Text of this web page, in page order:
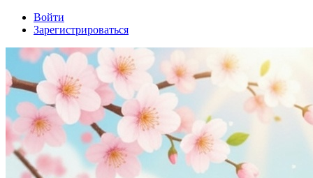
Войти
Зарегистрироваться